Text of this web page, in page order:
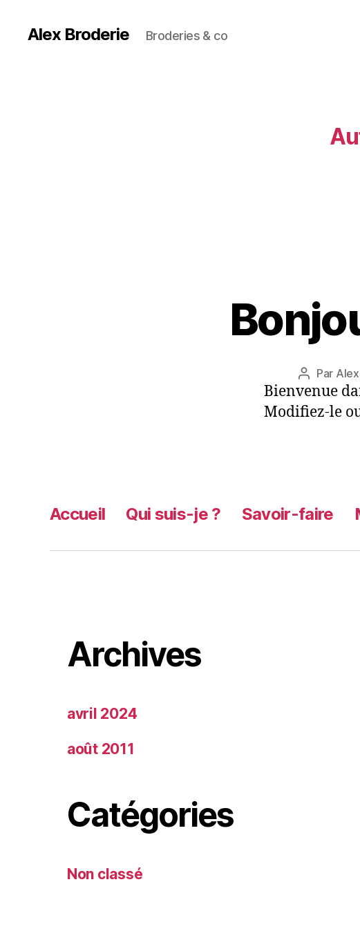
Alex Broderie Broderies & co
Auteur
de
l’article
Par
Bienvenue
Modifiez-le
Accueil Qui suis-je ? Savoir-faire
Archives
avril 2024
août 2011
Catégories
Non classé